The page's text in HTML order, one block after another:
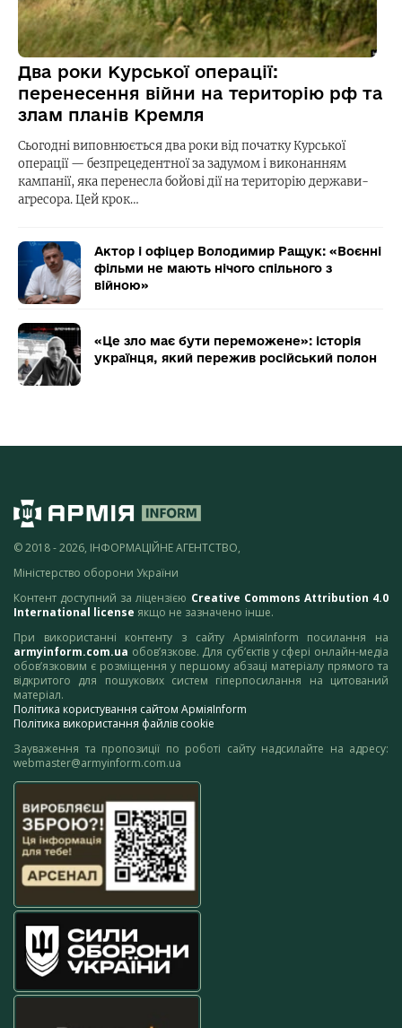
Два роки Курської операції:
перенесення війни на територію рф та
злам планів Кремля
Сьогодні виповнюється два роки від початку Курської
операції — безпрецедентної за задумом і виконанням
кампанії, яка перенесла бойові дії на територію держави-
агресора. Цей крок…
Актор і офіцер Володимир Ращук: «Воєнні
фільми не мають нічого спільного з
війною»
«Це зло має бути переможене»: історія
українця, який пережив російський полон
© 2018 - 2026, ІНФОРМАЦІЙНЕ АГЕНТСТВО,
Міністерство оборони України
Контент доступний за ліцензією Creative Commons Attribution 4.0
International license якщо не зазначено інше.
При використанні контенту з сайту АрміяInform посилання на
armyinform.com.ua обов’язкове. Для суб’єктів у сфері онлайн-медіа
обов’язковим є розміщення у першому абзаці матеріалу прямого та
відкритого для пошукових систем гіперпосилання на цитований
матеріал.
Політика користування сайтом АрміяInform
Політика використання файлів cookie
Зауваження та пропозиції по роботі сайту надсилайте на адресу:
webmaster@armyinform.com.ua